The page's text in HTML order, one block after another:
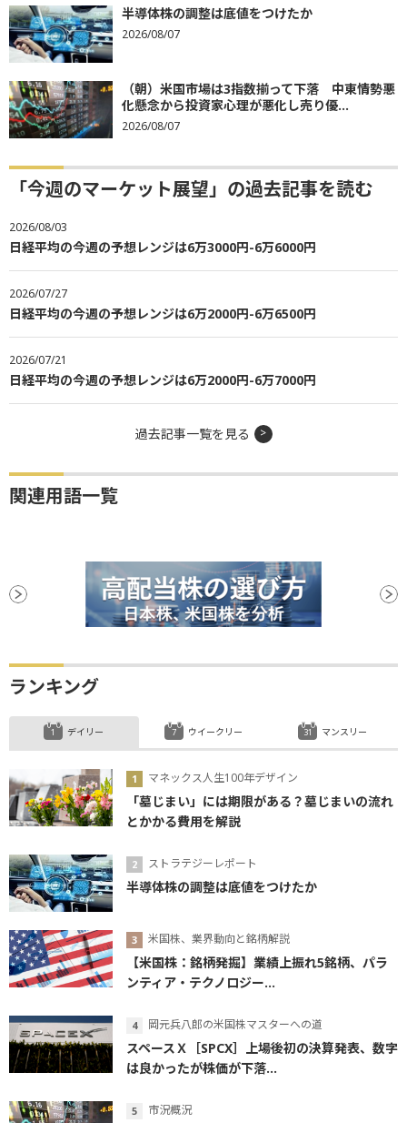
半導体株の調整は底値をつけたか
2026/08/07
（朝）米国市場は3指数揃って下落 中東情勢悪
化懸念から投資家心理が悪化し売り優...
2026/08/07
「今週のマーケット展望」の過去記事を読む
2026/08/03
日経平均の今週の予想レンジは6万3000円-6万6000円
2026/07/27
日経平均の今週の予想レンジは6万2000円-6万6500円
2026/07/21
日経平均の今週の予想レンジは6万2000円-6万7000円
過去記事一覧を見る
関連用語一覧
ランキング
デイリー
マネックス人生100年デザイン
「墓じまい」には期限がある？墓じまいの流れ
とかかる費用を解説
ストラテジーレポート
半導体株の調整は底値をつけたか
米国株、業界動向と銘柄解説
【米国株：銘柄発掘】業績上振れ5銘柄、パラ
ンティア・テクノロジー...
岡元兵八郎の米国株マスターへの道
スペースＸ［SPCX］上場後初の決算発表、数字
は良かったが株価が下落...
市況概況
ウイークリー マンスリー